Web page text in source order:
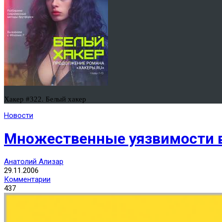
Хакер #322. Белый хакер
Новости
Множественные уязвимости
Анатолий Ализар
29.11.2006
Комментарии
437